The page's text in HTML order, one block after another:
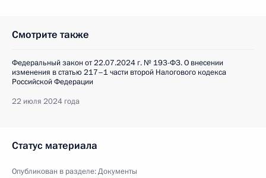
Смотрите также
Федеральный закон от 22.07.2024 г. № 193-ФЗ. О внесении
изменения в статью 217–1 части второй Налогового кодекса
Российской Федерации
22 июля 2024 года
Статус материала
Опубликован в разделе:Документы